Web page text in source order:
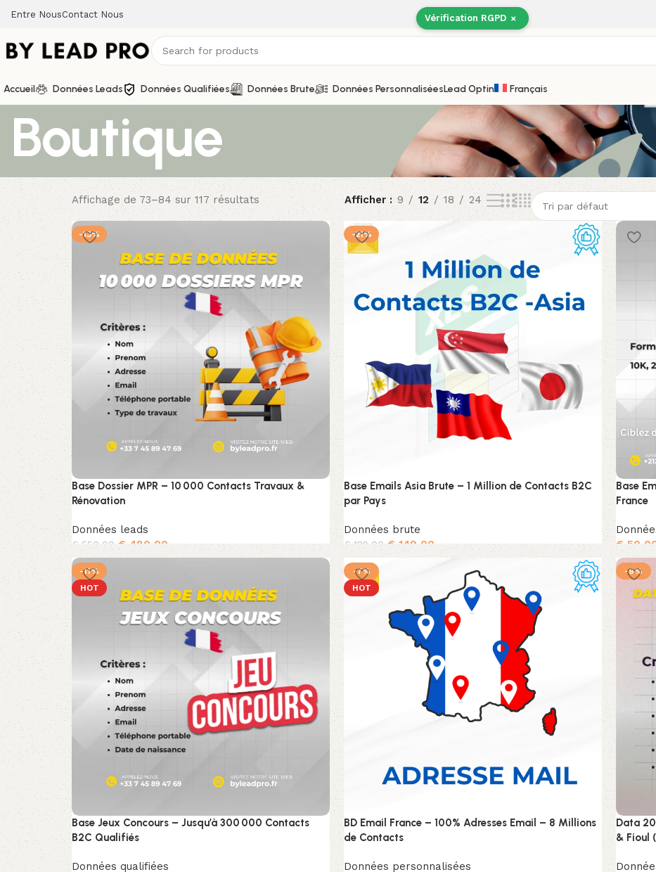
Vérification RGPD ×
Entre NousContact Nous
Accueil Données Leads Données Qualifiées Données Brute Données PersonnaliséesLead Optin Français
Boutique
Affichage de 73–84 sur 117 résultats Afficher 9 12 18 24
-13%
Base Dossier MPR – 10 000 Contacts Travaux &
Rénovation
Données leads
€ 550,00 € 480,00
Ajouter au panier
-21%
Base Emails Asia Brute – 1 Million de Contacts B2C
par Pays
Données brute
€189,00 € 149,00
Choix des options
Base
France
€
Choix
-11%
HOT
Base Jeux Concours – Jusqu’à 300 000 Contacts
B2C Qualifiés
Données qualifiées
-7%
HOT
BD Email France – 100% Adresses Email – 8 Millions
de Contacts
Données personnalisées
-9%
Data
& Fioul